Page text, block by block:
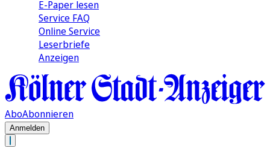
E-Paper lesen
Service FAQ
Online Service
Leserbriefe
Anzeigen
AboAbonnieren
Anmelden